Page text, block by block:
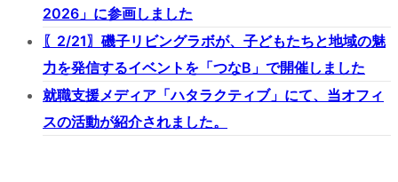
2026」に参画しました
〖2/21〗磯子リビングラボが、子どもたちと地域の魅
力を発信するイベントを「つなB」で開催しました
就職支援メディア「ハタラクティブ」にて、当オフィ
スの活動が紹介されました。